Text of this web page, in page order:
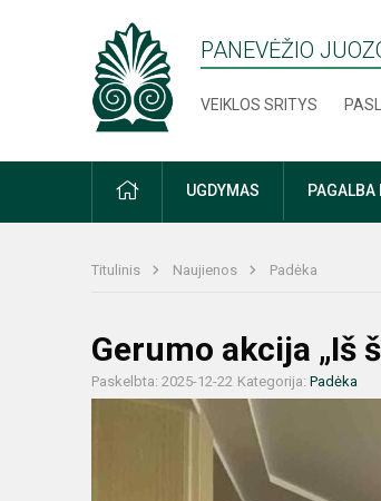
PANEVĖŽIO
VEIKLOS SRITYS
PRADŽIAUGDYMAS
Titulinis Naujienos Padėka
Gerumo akcija „Iš
Paskelbta: 2025-12-22 Kategorija: Padėka